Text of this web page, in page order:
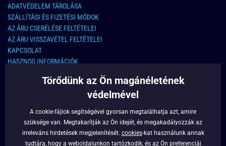
ADATVÉDELEM TÁROLÁSA
SZÁLLÍTÁSI ÉS FIZETÉSI MÓDOK
AZ ÁRU CSERÉLÉSE FELTÉTELEI
AZ ÁRU VISSZAVÉTEL FELTÉTELEI
KAPCSOLAT
HASZNOS INFORMÁCIÓK
KAPCSOLAT
info@legyferfi.hu
FONTOS INFORMÁCIÓK
Törődünk az Ön magánéletének
védelmével
A cookie-fájlok segítségével gyorsan megtalálhatja azt, amire
szüksége van. Megtakarítják az Ön idejét, és megakadályozzák az
irreleváns hirdetések megjelenítését. cookies-kat használunk annak
tudtára, hogy a weboldalunkon tartózkodik, és az Ön preferenciái